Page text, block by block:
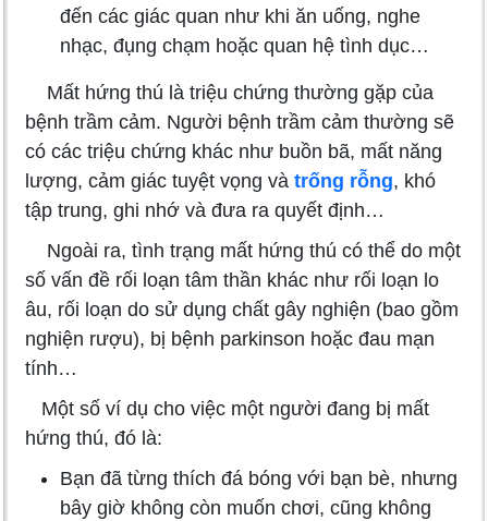
đến các giác quan như khi ăn uống, nghe
nhạc, đụng chạm hoặc quan hệ tình dục…
Mất hứng thú là triệu chứng thường gặp của
bệnh trầm cảm. Người bệnh trầm cảm thường sẽ
có các triệu chứng khác như buồn bã, mất năng
lượng, cảm giác tuyệt vọng và trống rỗng, khó
tập trung, ghi nhớ và đưa ra quyết định…
Ngoài ra, tình trạng mất hứng thú có thể do một
số vấn đề rối loạn tâm thần khác như rối loạn lo
âu, rối loạn do sử dụng chất gây nghiện (bao gồm
nghiện rượu), bị bệnh parkinson hoặc đau mạn
tính…
Một số ví dụ cho việc một người đang bị mất
hứng thú, đó là:
Bạn đã từng thích đá bóng với bạn bè, nhưng
bây giờ không còn muốn chơi, cũng không